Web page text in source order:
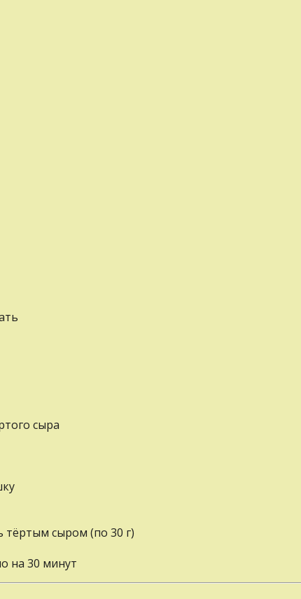
сыра
сыром (по 30 г)
на 30 минут